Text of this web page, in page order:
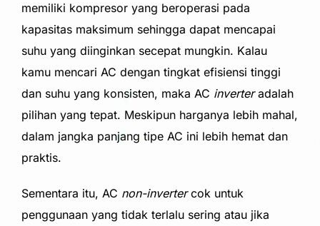
memiliki kompresor yang beroperasi pada
kapasitas maksimum sehingga dapat mencapai
suhu yang diinginkan secepat mungkin. Kalau
kamu mencari AC dengan tingkat efisiensi tinggi
dan suhu yang konsisten, maka AC inverteradalah
pilihan yang tepat. Meskipun harganya lebih mahal,
dalam jangka panjang tipe AC ini lebih hemat dan
praktis.
Sementara itu, AC non-invertercok untuk
penggunaan yang tidak terlalu sering atau jika